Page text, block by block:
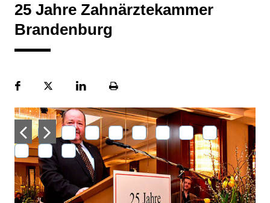
25 Jahre Zahnärztekammer
Brandenburg
FacebookPlattformLinekdInSeite